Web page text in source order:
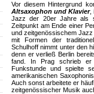
Vor diesem Hintergrund
Altsaxophon und Klavier,
Jazz der 20er Jahre als
Zeitpunkt am Ende einer
und zeitgenössischem
mit Formen der
Schulhoff nimmt unter den
denn er verließ Berlin
fand. In Prag schrieb
Funkstunde und spielte
amerikanischen
Auch sonst arbeitete er
zeitgenössischer Musik